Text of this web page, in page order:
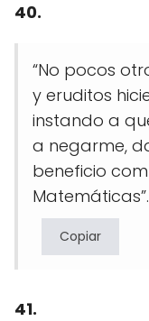
40.
“No pocos
y eruditos
instando a
a negarme,
beneficio
Matemáticas”.
Copiar
41.